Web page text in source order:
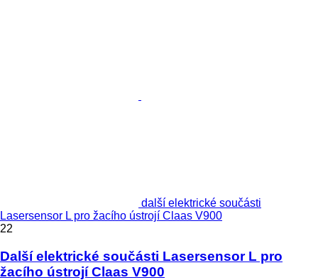
další elektrické součásti
Lasersensor L pro žacího ústrojí Claas V900
22
Další elektrické součásti Lasersensor L pro
žacího ústrojí Claas V900